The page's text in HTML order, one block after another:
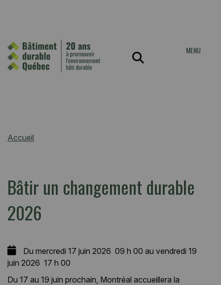
MENU
Accueil
Bâtir un changement durable
2026
Du mercredi 17 juin 2026 09 h 00 au vendredi 19
juin 2026 17 h 00
Du 17 au 19 juin prochain, Montréal accueillera la